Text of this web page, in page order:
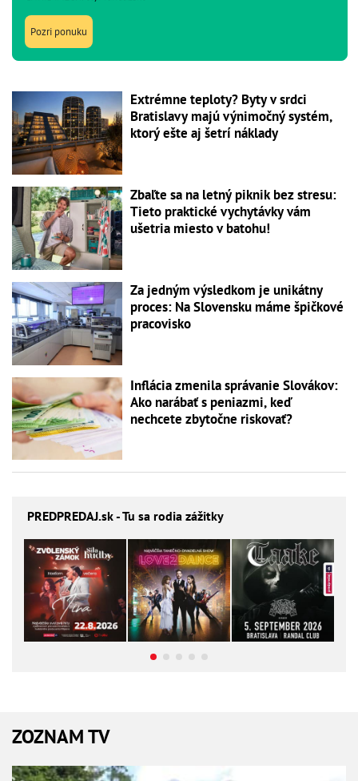
Pozri ponuku
Extrémne teploty? Byty v srdci
Bratislavy majú výnimočný systém,
ktorý ešte aj šetrí náklady
Zbaľte sa na letný piknik bez stresu:
Tieto praktické vychytávky vám
ušetria miesto v batohu!
Za jedným výsledkom je unikátny
proces: Na Slovensku máme špičkové
pracovisko
Inflácia zmenila správanie Slovákov:
Ako narábať s peniazmi, keď
nechcete zbytočne riskovať?
PREDPREDAJ.sk - Tu sa rodia zážitky
ZOZNAM TV